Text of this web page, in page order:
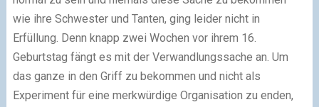
wie ihre Schwester und Tanten, ging leider nicht in
Erfüllung. Denn knapp zwei Wochen vor ihrem 16.
Geburtstag fängt es mit der Verwandlungssache an. Um
das ganze in den Griff zu bekommen und nicht als
Experiment für eine merkwürdige Organisation zu enden,